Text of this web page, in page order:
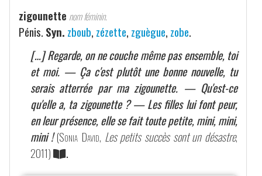
zigounette nom féminin.
Pénis. Syn. zboub, zézette, zguègue, zobe.
[…] Regarde, on ne couche même pas ensemble, toi
et moi. — Ça c'est plutôt une bonne nouvelle, tu
serais atterrée par ma zigounette. — Qu'est-ce
qu'elle a, ta zigounette ? — Les filles lui font peur,
en leur présence, elle se fait toute petite, mini, mini,
mini ! (Sonia David, Les petits succès sont un désastre,
2011)
.